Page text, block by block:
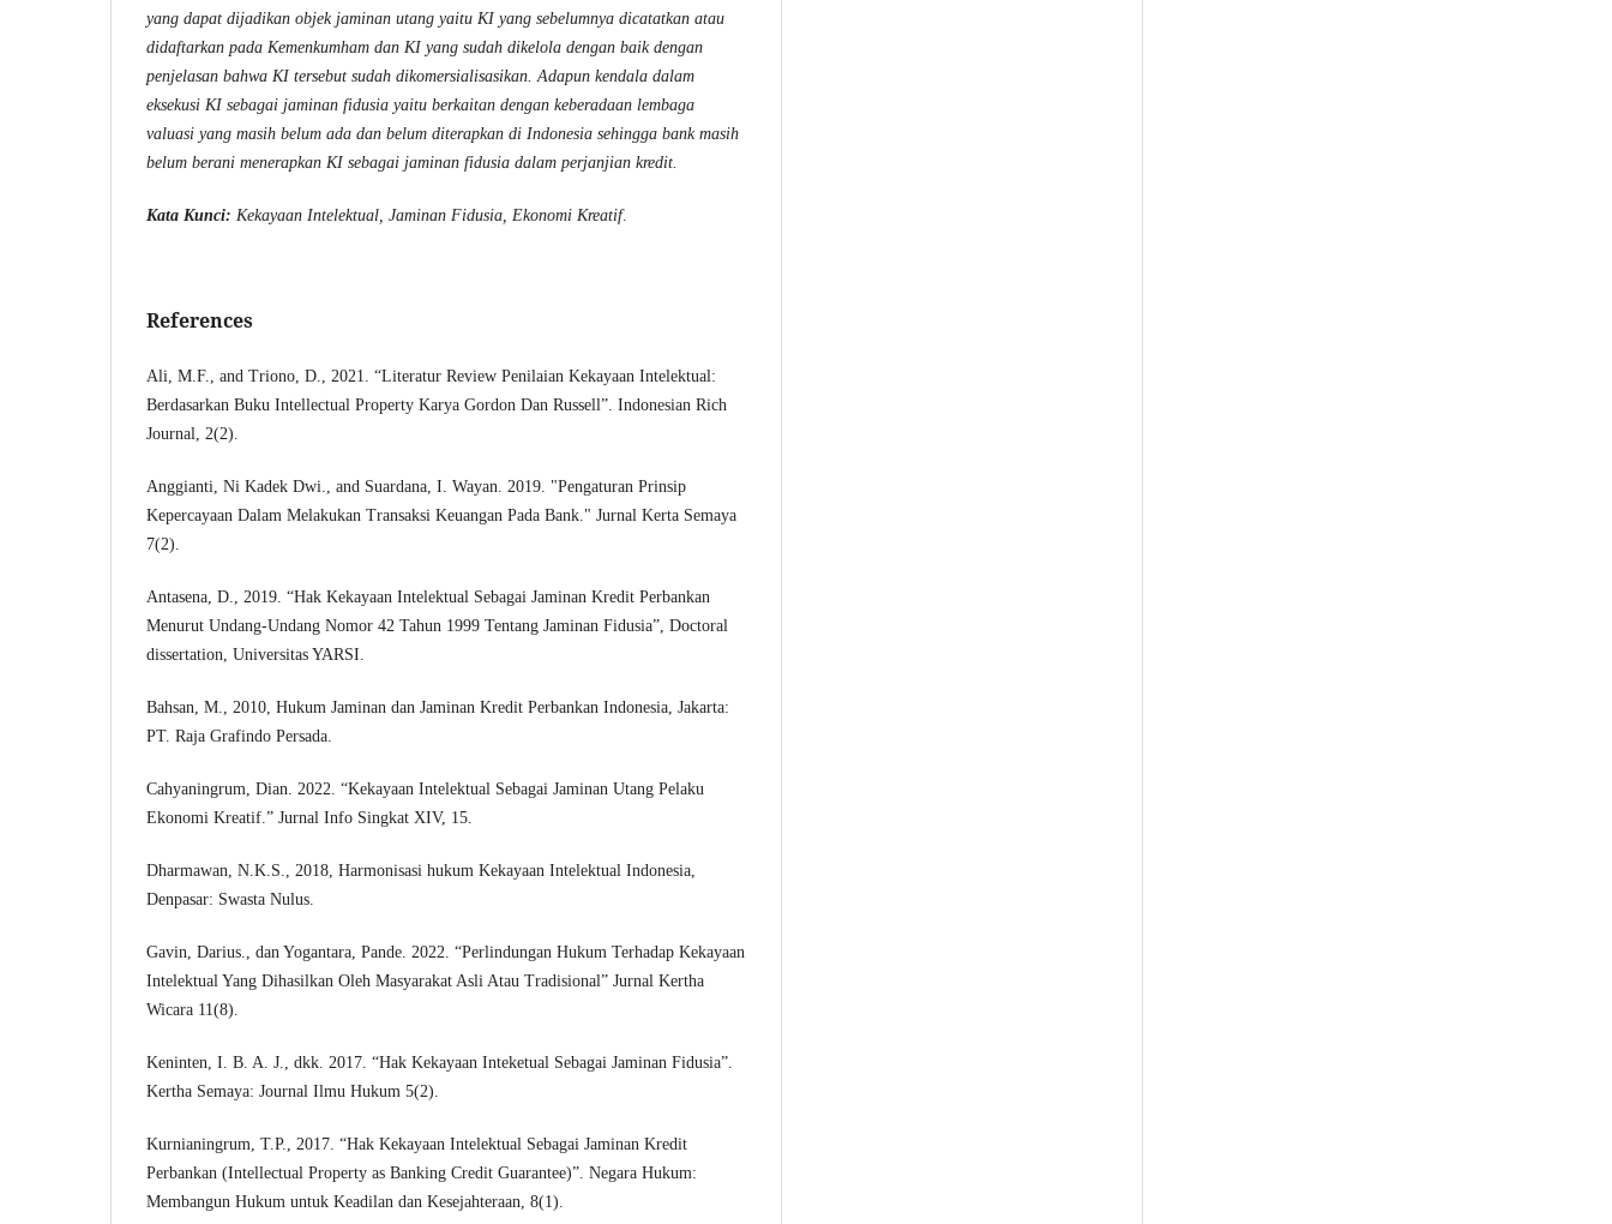
yang dapat dijadikan objek jaminan utang yaitu KI yang sebelumnya dicatatkan atau
didaftarkan pada Kemenkumham dan KI yang sudah dikelola dengan baik dengan
penjelasan bahwa KI tersebut sudah dikomersialisasikan. Adapun kendala dalam
eksekusi KI sebagai jaminan fidusia yaitu berkaitan dengan keberadaan lembaga
valuasi yang masih belum ada dan belum diterapkan di Indonesia sehingga bank masih
belum berani menerapkan KI sebagai jaminan fidusia dalam perjanjian kredit.
Kata Kunci: Kekayaan Intelektual, Jaminan Fidusia, Ekonomi Kreatif.
References
Ali, M.F., and Triono, D., 2021. “Literatur Review Penilaian Kekayaan Intelektual:
Berdasarkan Buku Intellectual Property Karya Gordon Dan Russell”. Indonesian Rich
Journal, 2(2).
Anggianti, Ni Kadek Dwi., and Suardana, I. Wayan. 2019. "Pengaturan Prinsip
Kepercayaan Dalam Melakukan Transaksi Keuangan Pada Bank." Jurnal Kerta Semaya
7(2).
Antasena, D., 2019. “Hak Kekayaan Intelektual Sebagai Jaminan Kredit Perbankan
Menurut Undang-Undang Nomor 42 Tahun 1999 Tentang Jaminan Fidusia”, Doctoral
dissertation, Universitas YARSI.
Bahsan, M., 2010, Hukum Jaminan dan Jaminan Kredit Perbankan Indonesia, Jakarta:
PT. Raja Grafindo Persada.
Cahyaningrum, Dian. 2022. “Kekayaan Intelektual Sebagai Jaminan Utang Pelaku
Ekonomi Kreatif.” Jurnal Info Singkat XIV, 15.
Dharmawan, N.K.S., 2018, Harmonisasi hukum Kekayaan Intelektual Indonesia,
Denpasar: Swasta Nulus.
Gavin, Darius., dan Yogantara, Pande. 2022. “Perlindungan Hukum Terhadap Kekayaan
Intelektual Yang Dihasilkan Oleh Masyarakat Asli Atau Tradisional” Jurnal Kertha
Wicara 11(8).
Keninten, I. B. A. J., dkk. 2017. “Hak Kekayaan Inteketual Sebagai Jaminan Fidusia”.
Kertha Semaya: Journal Ilmu Hukum 5(2).
Kurnianingrum, T.P., 2017. “Hak Kekayaan Intelektual Sebagai Jaminan Kredit
Perbankan (Intellectual Property as Banking Credit Guarantee)”. Negara Hukum:
Membangun Hukum untuk Keadilan dan Kesejahteraan, 8(1).